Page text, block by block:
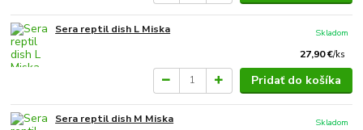
Sera reptil dish L Miska
27,90 €/ks
Skladom
Pridať do košíka
Sera reptil dish M Miska
Skladom